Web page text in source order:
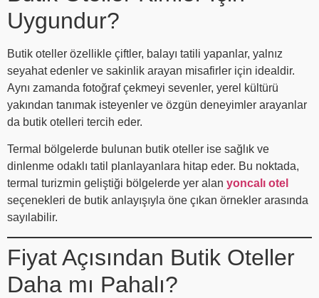
Uygundur?
Butik oteller özellikle çiftler, balayı tatili yapanlar, yalnız
seyahat edenler ve sakinlik arayan misafirler için idealdir.
Aynı zamanda fotoğraf çekmeyi sevenler, yerel kültürü
yakından tanımak isteyenler ve özgün deneyimler arayanlar
da butik otelleri tercih eder.
Termal bölgelerde bulunan butik oteller ise sağlık ve
dinlenme odaklı tatil planlayanlara hitap eder. Bu noktada,
termal turizmin geliştiği bölgelerde yer alan yoncalı otel
seçenekleri de butik anlayışıyla öne çıkan örnekler arasında
sayılabilir.
Fiyat Açısından Butik Oteller
Daha mı Pahalı?